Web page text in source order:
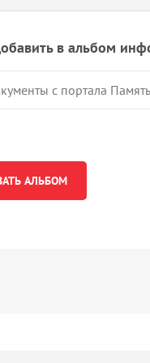
в альбом